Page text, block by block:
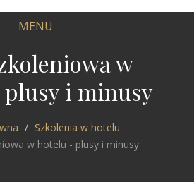
MENU
w
i minusy
Szkolenia w hotelu
w hotelu - plusy i minusy